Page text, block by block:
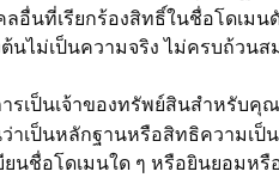
นที่เรียกร้องสิทธิ์ในชื่อโดเม
นไม่เป็นความจริง ไม่ครบถ้วน
เป็นเจ้าของทรัพย์สินสำหรับ
เป็นหลักฐานหรือสิทธิความเป็
นชื่อโดเมนใด ๆ หรือยินยอม